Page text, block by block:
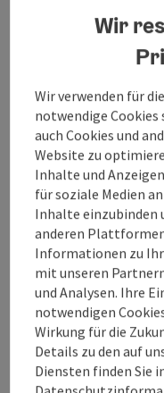
folk music
Contact
Event date(s)
Event location
Arrival
Wir
Wir verwenden für
notwendige
auch Cookies und
Website zu
Inhalte und
für soziale Medien
Inhalte einzubinden
anderen
Informationen zu
mit unseren
und Analysen. Ihre
notwendigen
Wirkung für die
Details zu den auf
Diensten finden Sie